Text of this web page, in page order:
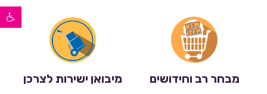
פתח סרגל נגישות
מבחר רב וחידושים מיבואן ישירות לצרכן